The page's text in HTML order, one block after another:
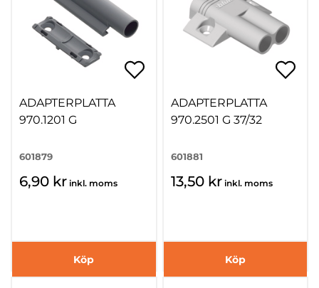
ADAPTERPLATTA
970.1201 G
601879
6,90 kr inkl. moms
Köp
ADAPTERPLATTA
970.2501 G 37/32
601881
13,50 kr inkl. moms
Köp